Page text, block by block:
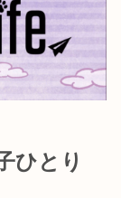
ひとり